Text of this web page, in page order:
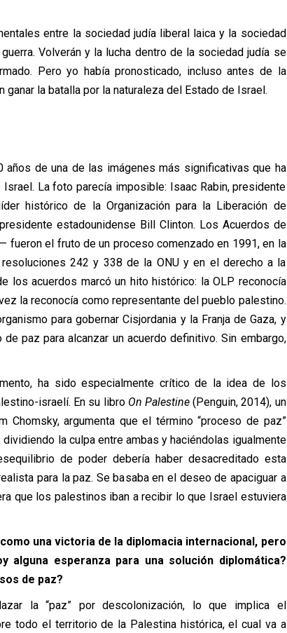
entre la sociedad judía liberal laica y la sociedad
Volverán y la lucha dentro de la sociedad judía se
Pero yo había pronosticado, incluso antes de la
la batalla por la naturaleza del Estado de Israel.
de una de las imágenes más significativas que ha
La foto parecía imposible: Isaac Rabin, presidente
histórico de la Organización para la Liberación de
estadounidense Bill Clinton. Los Acuerdos de
el fruto de un proceso comenzado en 1991, en la
242 y 338 de la ONU y en el derecho a la
los acuerdos marcó un hito histórico: la OLP reconocía
la reconocía como representante del pueblo palestino.
para gobernar Cisjordania y la Franja de Gaza, y
paz para alcanzar un acuerdo definitivo. Sin embargo,
ha sido especialmente crítico de la idea de los
israelí. En su libro On Palestine(Penguin, 2014), un
Chomsky, argumenta que el término “proceso de paz”
la culpa entre ambas y haciéndolas igualmente
de poder debería haber desacreditado esta
para la paz. Se basaba en el deseo de apaciguar a
que los palestinos iban a recibir lo que Israel estuviera
una victoria de la diplomacia internacional, pero
alguna esperanza para una solución diplomática?
de paz?
la “paz” por descolonización, lo que implica el
todo el territorio de la Palestina histórica, el cual va a